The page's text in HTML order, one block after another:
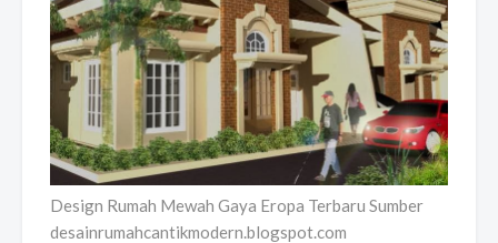
Design Rumah Mewah Gaya Eropa Terbaru Sumber
desainrumahcantikmodern.blogspot.com